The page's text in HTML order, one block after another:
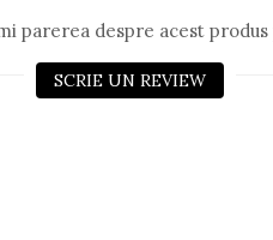
parerea despre acest
SCRIE UN REVIEW